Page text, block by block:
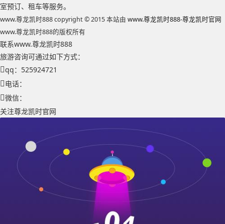
室预订、租车等服务。
www.尊龙凯时888 copyright © 2015 本站由 www.尊龙凯时888-尊龙凯时官网
www.尊龙凯时888的版权所有
联系www.尊龙凯时888
旅游咨询可通过如下方式：
qq：525924721
电话：
微信：
关注尊龙凯时官网